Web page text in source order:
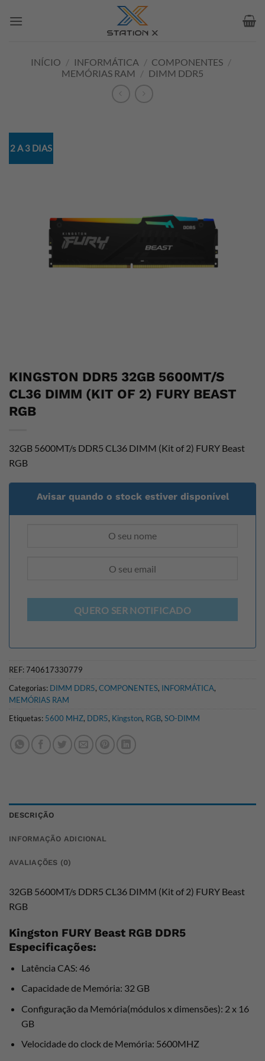
INÍCIO / INFORMÁTICA / COMPONENTES /
MEMÓRIAS RAM / DIMM DDR5
2 A 3 DIAS
KINGSTON DDR5 32GB 5600MT/S
CL36 DIMM (KIT OF 2) FURY BEAST
RGB
32GB 5600MT/s DDR5 CL36 DIMM (Kit of 2) FURY Beast
RGB
Avisar quando o stock estiver disponível
QUERO SER NOTIFICADO
REF:740617330779
Categorias: DIMM DDR5, COMPONENTES, INFORMÁTICA,
MEMÓRIAS RAM
Etiquetas: 5600 MHZ, DDR5, Kingston, RGB, SO-DIMM
DESCRIÇÃO
INFORMAÇÃO ADICIONAL
AVALIAÇÕES (0)
32GB 5600MT/s DDR5 CL36 DIMM (Kit of 2) FURY Beast
RGB
Kingston FURY Beast RGB DDR5
Especificações:
Latência CAS: 46
Capacidade de Memória: 32 GB
Configuração da Memória(módulos x dimensões): 2 x 16
GB
Velocidade do clock de Memória: 5600MHZ